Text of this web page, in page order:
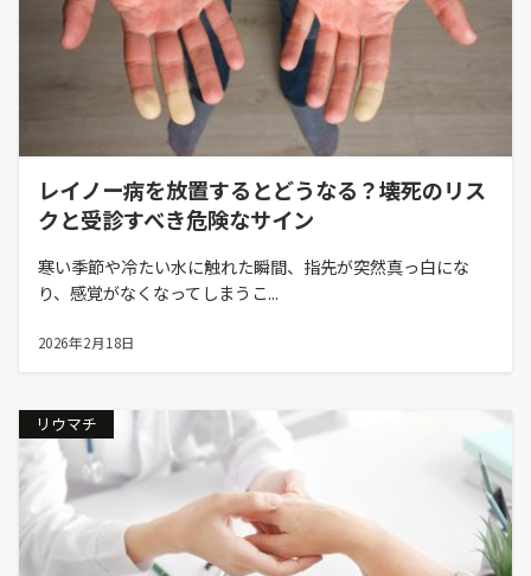
レイノー病を放置するとどうなる？壊死のリス
クと受診すべき危険なサイン
寒い季節や冷たい水に触れた瞬間、指先が突然真っ白にな
り、感覚がなくなってしまうこ...
2026年2月18日
リウマチ